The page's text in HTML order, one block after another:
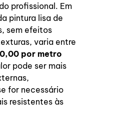
profissional. Em
pintura lisa de
sem efeitos
varia entre
por metro
pode ser mais
for necessário
resistentes às